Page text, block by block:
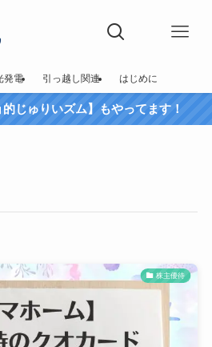
発電 引っ越し関連 はじめに
じゅりいズム】もやってます！
株主優待